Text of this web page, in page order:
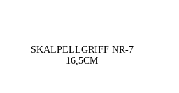
SKALPELLGRIFF NR-7
16,5CM